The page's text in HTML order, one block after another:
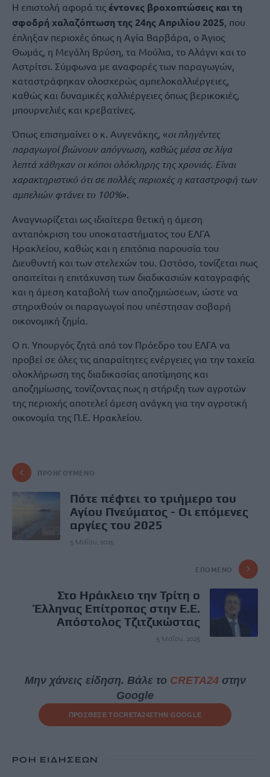
Η επιστολή αφορά τις έντονες βροχοπτώσεις και τη
σφοδρή χαλαζόπτωση της 24ης Απριλίου 2025, που
έπληξαν περιοχές όπως η Αγία Βαρβάρα, ο Άγιος
Θωμάς, η Μεγάλη Βρύση, τα Μούλια, το Αλάγνι και το
Αστρίτσι. Σύμφωνα με αναφορές των παραγωγών,
καταστράφηκαν ολοσχερώς αμπελοκαλλιέργειες,
καθώς και δυναμικές καλλιέργειες όπως βερικοκιές,
μπουρνελιές και κρεβατίνες.
Όπως επισημαίνει ο κ. Αυγενάκης, «οι πληγέντες
παραγωγοί βιώνουν απόγνωση, καθώς μέσα σε λίγα
λεπτά χάθηκαν οι κόποι ολόκληρης της χρονιάς. Είναι
χαρακτηριστικό ότι σε πολλές περιοχές η καταστροφή των
αμπελιών φτάνει το 100%».
Αναγνωρίζεται ως ιδιαίτερα θετική η άμεση
ανταπόκριση του υποκαταστήματος του ΕΛΓΑ
Ηρακλείου, καθώς και η επιτόπια παρουσία του
Διευθυντή και των στελεχών του. Ωστόσο, τονίζεται πως
απαιτείται η επιτάχυνση των διαδικασιών καταγραφής
και η άμεση καταβολή των αποζημιώσεων, ώστε να
στηριχθούν οι παραγωγοί που υπέστησαν σοβαρή
οικονομική ζημία.
Ο π. Υπουργός ζητά από τον Πρόεδρο του ΕΛΓΑ να
προβεί σε όλες τις απαραίτητες ενέργειες για την ταχεία
ολοκλήρωση της διαδικασίας αποτίμησης και
αποζημίωσης, τονίζοντας πως η στήριξη των αγροτών
της περιοχής αποτελεί άμεση ανάγκη για την αγροτική
οικονομία της Π.Ε. Ηρακλείου.
ΠΡΟΗΓΟΎΜΕΝΟ
Πότε πέφτει το τριήμερο του
Αγίου Πνεύματος - Οι επόμενες
αργίες του 2025
5 Μαΐου, 2025
ΕΠΌΜΕΝΟ
Στο Ηράκλειο την Τρίτη ο
Έλληνας Επίτροπος στην Ε.Ε.
Απόστολος Τζιτζικώστας
5 Μαΐου, 2025
Μην χάνεις είδηση. Βάλε το CRETA24στην
Google
ΠΡΟΣΘΕΣΕ ΤΟCRETA24ΣΤΗΝ GOOGLE
ΡΟΗ ΕΙΔΗΣΕΩΝ